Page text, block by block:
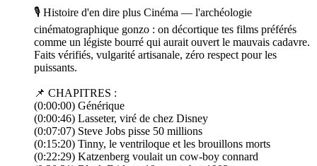
🎙 Histoire d'en dire plus Cinéma — l'archéologie
cinématographique gonzo : on décortique tes films préférés
comme un légiste bourré qui aurait ouvert le mauvais cadavre.
Faits vérifiés, vulgarité artisanale, zéro respect pour les
puissants.
📌 CHAPITRES :
(0:00:00) Générique
(0:00:46) Lasseter, viré de chez Disney
(0:07:07) Steve Jobs pisse 50 millions
(0:15:20) Tinny, le ventriloque et les brouillons morts
(0:22:29) Katzenberg voulait un cow-boy connard